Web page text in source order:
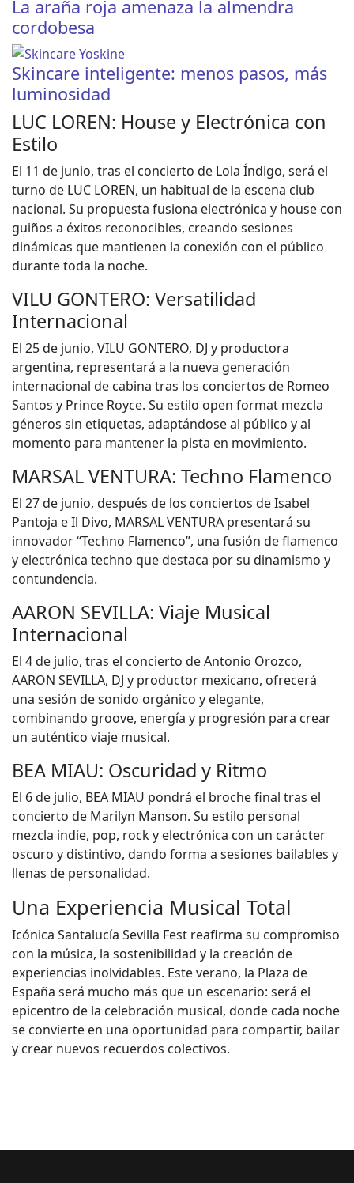
La araña roja amenaza la almendra
cordobesa
Skincare inteligente: menos pasos, más
luminosidad
LUC LOREN: House y Electrónica con
Estilo
El 11 de junio, tras el concierto de Lola Índigo, será el
turno de LUC LOREN, un habitual de la escena club
nacional. Su propuesta fusiona electrónica y house con
guiños a éxitos reconocibles, creando sesiones
dinámicas que mantienen la conexión con el público
durante toda la noche.
VILU GONTERO: Versatilidad
Internacional
El 25 de junio, VILU GONTERO, DJ y productora
argentina, representará a la nueva generación
internacional de cabina tras los conciertos de Romeo
Santos y Prince Royce. Su estilo open format mezcla
géneros sin etiquetas, adaptándose al público y al
momento para mantener la pista en movimiento.
MARSAL VENTURA: Techno Flamenco
El 27 de junio, después de los conciertos de Isabel
Pantoja e Il Divo, MARSAL VENTURA presentará su
innovador “Techno Flamenco”, una fusión de flamenco
y electrónica techno que destaca por su dinamismo y
contundencia.
AARON SEVILLA: Viaje Musical
Internacional
El 4 de julio, tras el concierto de Antonio Orozco,
AARON SEVILLA, DJ y productor mexicano, ofrecerá
una sesión de sonido orgánico y elegante,
combinando groove, energía y progresión para crear
un auténtico viaje musical.
BEA MIAU: Oscuridad y Ritmo
El 6 de julio, BEA MIAU pondrá el broche final tras el
concierto de Marilyn Manson. Su estilo personal
mezcla indie, pop, rock y electrónica con un carácter
oscuro y distintivo, dando forma a sesiones bailables y
llenas de personalidad.
Una Experiencia Musical Total
Icónica Santalucía Sevilla Fest reafirma su compromiso
con la música, la sostenibilidad y la creación de
experiencias inolvidables. Este verano, la Plaza de
España será mucho más que un escenario: será el
epicentro de la celebración musical, donde cada noche
se convierte en una oportunidad para compartir, bailar
y crear nuevos recuerdos colectivos.